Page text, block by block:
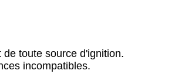
toute source d'ignition.
incompatibles.